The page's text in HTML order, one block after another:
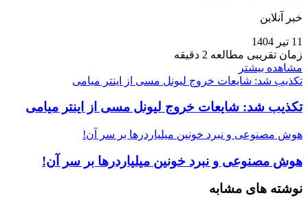
خبر آنلاین
11 تیر 1404
زمان تقریبی مطالعه 2 دقیقه
مشاهده بیشتر
تکذیب شد: شایعات خروج لیونل مسی از اینتر میامی
تکذیب شد: شایعات خروج لیونل مسی از اینتر میامی
هوش مصنوعی و نبرد خونین میلیاردرها بر سر آن!
هوش مصنوعی و نبرد خونین میلیاردرها بر سر آن!
نوشته های مشابه